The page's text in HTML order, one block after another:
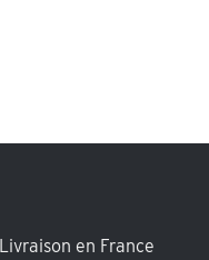
Livraison en France